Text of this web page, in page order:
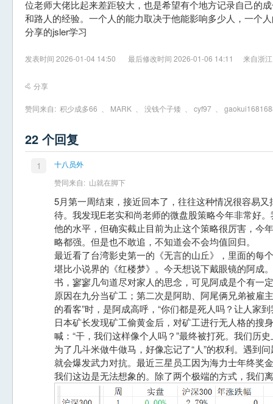
位老师大佬比起来差距较大，也是希望有个地方记录自己的
和路人的经验。一个人的能力取决于他能影响多少人，一个
分享的jsler学习
发表时间 2026-01-04 14:50 最后修改时间 2026-01-06 14:11 来自浙江
分享
赞同来自: 积少成多66 MARK 没钱个子矮 cyf97
22 个回复
1
十八员外
赞同来自: 山就在脚下
5月第一周结束，接近回本了，往往这种情况很容易
待。我发现E老实和尚老师的微盘股策略今年非常好
他的水平，但确实截止目前为止这个策略很厉害，今
略都强。但是也不敢追，不知道会不会均值回归。
最近看了台湾影史第一的《无言的山丘》，里面的每
堪比小说界的《红楼梦》。今天想说下戴眼镜的阿成
书，寥寥几句道尽对家人的思念，可见阿成是个有一
原因在九分当矿工；第二次是阿助、阿尾俩兄弟被雇
的看客”时，是阿成高呼，“你们都是死人吗？让人家
日本矿长发现矿工偷黄金后，对矿工进行无人格的搜
喊：“干，我们这样像个人吗？”最终被打死。我们历
为了几斗米做牛做马，好像忘记了“人”的权利。遇到
就会爆发武力对抗。最近三星员工因为海力士年终奖
我们这边是无法想象的。除了两个极端的方式，我们